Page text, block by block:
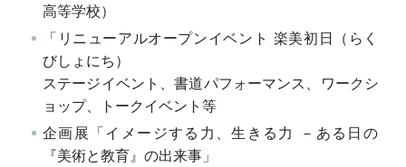
高等学校）
「リニューアルオープンイベント 楽美初日（らく
びしょにち）
ステージイベント、書道パフォーマンス、ワークシ
ョップ、トークイベント等
企画展「イメージする力、生きる力 －ある日の
『美術と教育』の出来事」